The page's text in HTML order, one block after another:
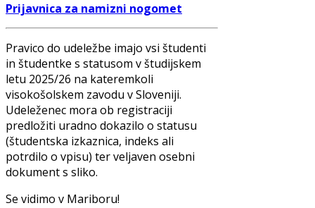
Prijavnica za namizni nogomet
Pravico do udeležbe imajo vsi študenti
in študentke s statusom v študijskem
letu 2025/26 na kateremkoli
visokošolskem zavodu v Sloveniji.
Udeleženec mora ob registraciji
predložiti uradno dokazilo o statusu
(študentska izkaznica, indeks ali
potrdilo o vpisu) ter veljaven osebni
dokument s sliko.
Se vidimo v Mariboru!